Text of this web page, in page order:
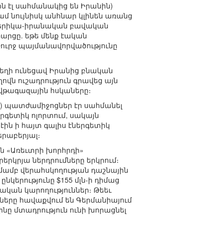
էլ սահմանակից են Իրանին)
նույնիսկ անհնար կլինեն առանց
իրանական բավական
եթե մենք էական
պայմանավորվածությունը
ունեցավ Իրանից բնական
ուշադրություն գրավեց այն
հսկաները։
պատժամիջոցներ էր սահմանել
ոլորտում, սակայն
ի հայտ գալիս էներգետիկ
«Առեւտրի խորհրդի»
ներդրումները երկրում։
վերահսկողության դաշնային
$155 մլն-ի դիմաց
կարողություններ։ Թեեւ
հավաքվում են Գերմանիայում
մտադրություն ունի խորացնել